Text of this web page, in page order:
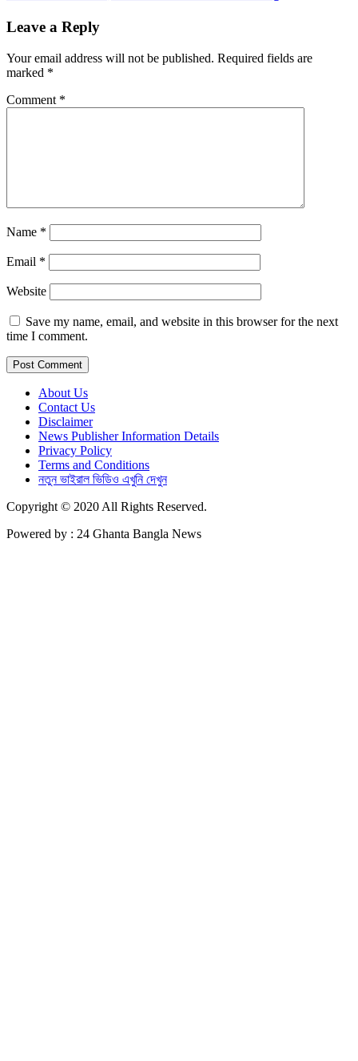
Leave a Reply
Your email address will not be published. Required fields are
marked *
Comment *
Name *
Email *
Website
Save my name, email, and website in this browser for the next
time I comment.
About Us
Contact Us
Disclaimer
News Publisher Information Details
Privacy Policy
Terms and Conditions
নতুন ভাইরাল ভিডিও এখুনি দেখুন
Copyright © 2020 All Rights Reserved.
Powered by : 24 Ghanta Bangla News